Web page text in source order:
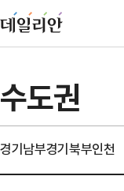
수도권
경기남부경기북부인천